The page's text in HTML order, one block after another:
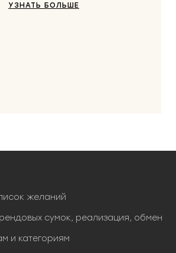
УЗНАТЬ БОЛЬШЕ
желаний
сумок, реализация, обмен
и категориям